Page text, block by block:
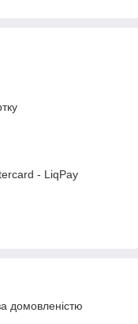
- LiqPay
домовленістю